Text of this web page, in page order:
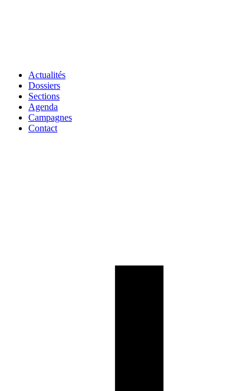
Actualités
Dossiers
Sections
Agenda
Campagnes
Contact